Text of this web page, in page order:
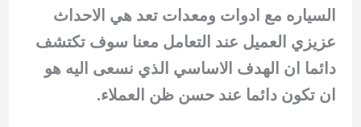
السياره مع ادوات ومعدات تعد هي الاحداث
عزيزي العميل عند التعامل معنا سوف تكتشف
دائما ان الهدف الاساسي الذي نسعى اليه هو
ان تكون دائما عند حسن ظن العملاء.